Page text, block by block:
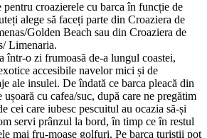
croazierele cu barca în funcție de
alege să faceți parte din Croaziera de
Golden Beach sau din Croaziera de
Limenaria.
într-o zi frumoasă de-a lungul coastei,
accesibile navelor mici și de
ale insulei. De îndată ce barca pleacă din
cu cafea/suc, după care ne pregătim
cei care iubesc pescuitul au ocazia să-și
servi prânzul la bord, în timp ce în restul
mai fru-moase golfuri. Pe barca turiștii pot